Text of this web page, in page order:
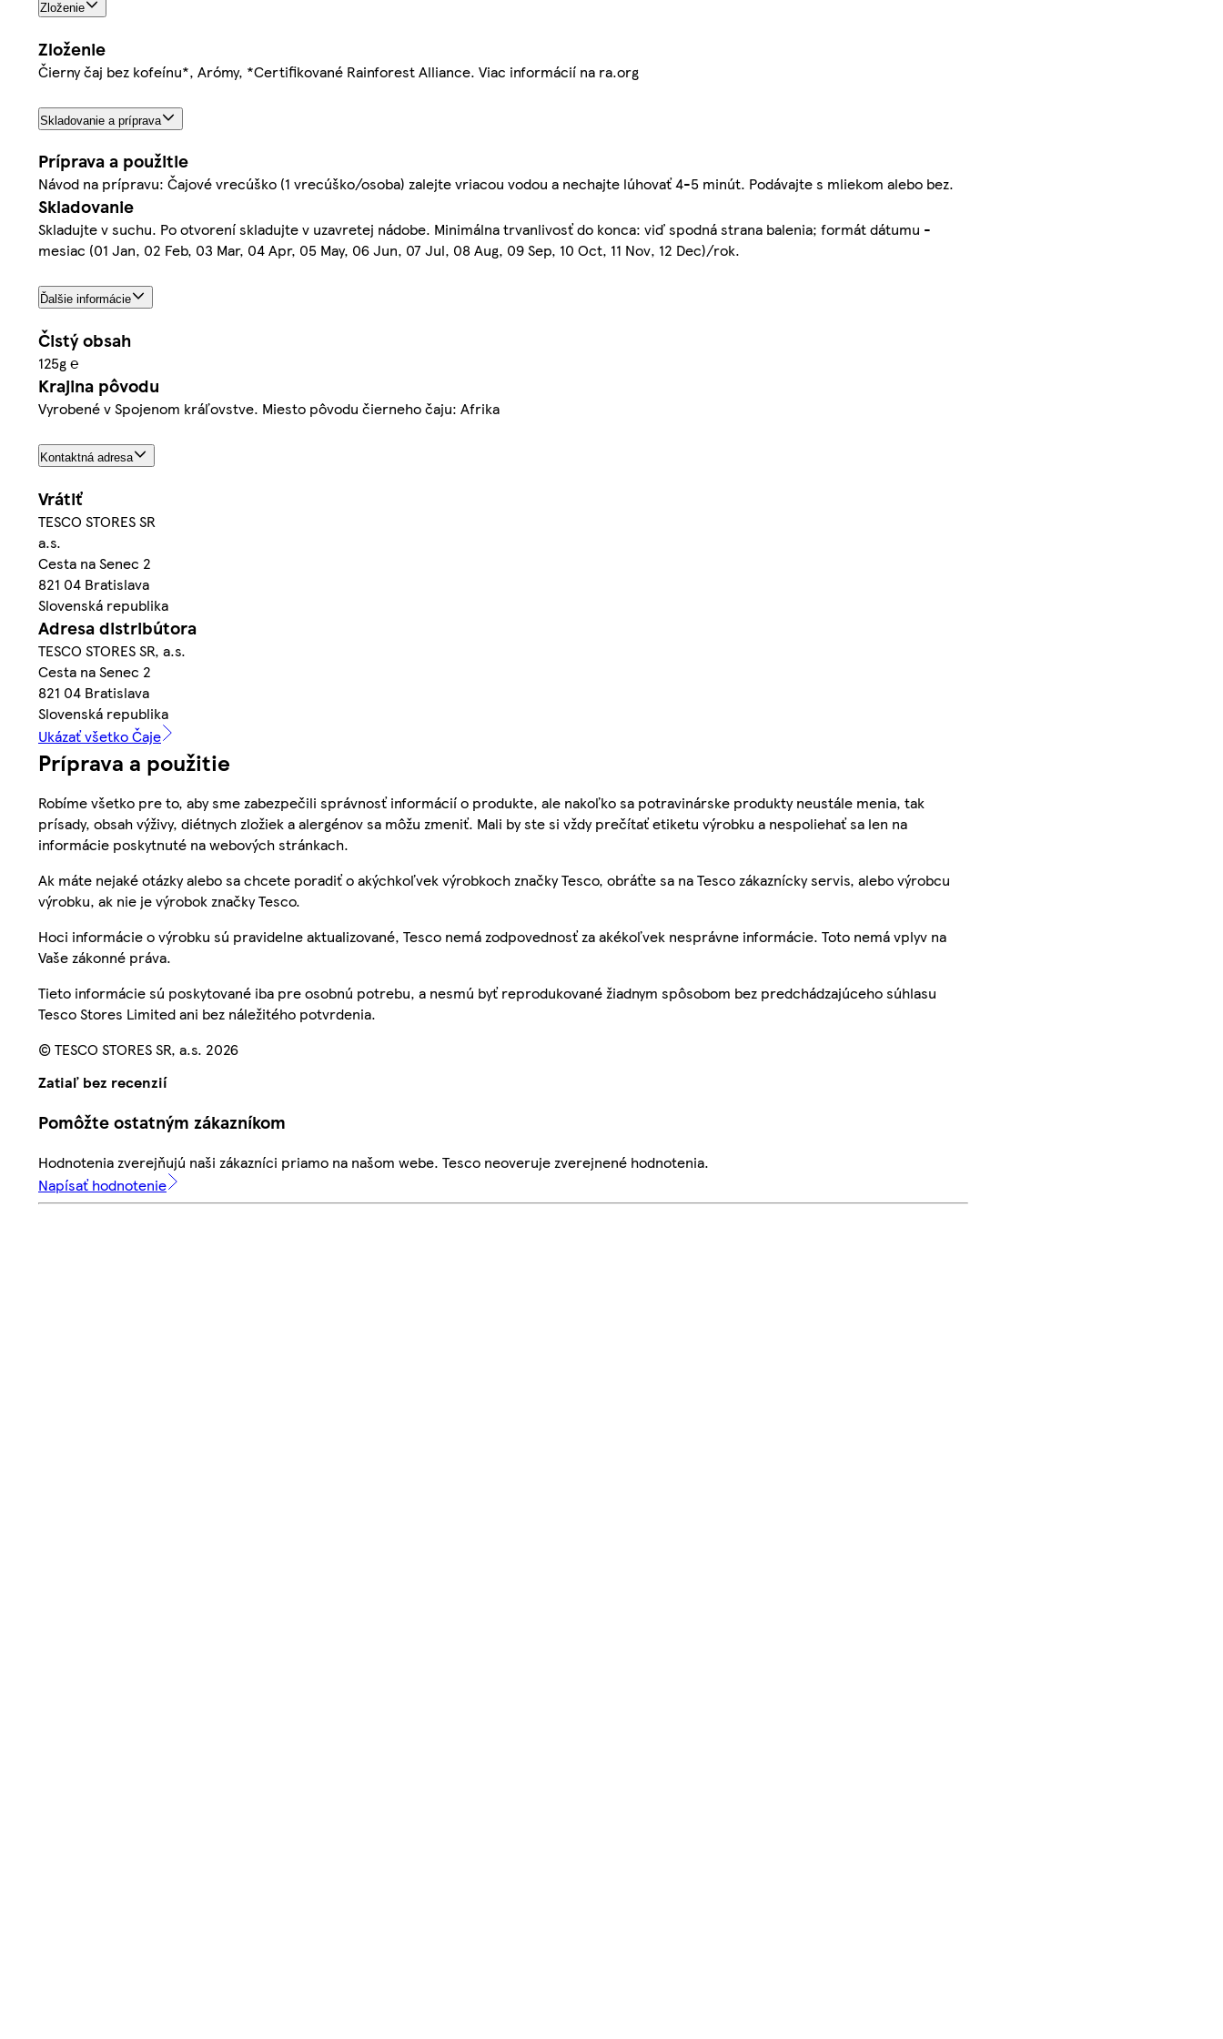
Zloženie
Zloženie
Čierny čaj bez kofeínu*, Arómy, *Certifikované Rainforest Alliance. Viac informácií na ra.org
Skladovanie a príprava
Príprava a použitie
Návod na prípravu: Čajové vrecúško (1 vrecúško/osoba) zalejte vriacou vodou a nechajte lúhovať 4-5 minút. Podávajte s mliekom alebo bez.
Skladovanie
Skladujte v suchu. Po otvorení skladujte v uzavretej nádobe. Minimálna trvanlivosť do konca: viď spodná strana balenia; formát dátumu -
mesiac (01 Jan, 02 Feb, 03 Mar, 04 Apr, 05 May, 06 Jun, 07 Jul, 08 Aug, 09 Sep, 10 Oct, 11 Nov, 12 Dec)/rok.
Ďalšie informácie
Čistý obsah
125g ℮
Krajina pôvodu
Vyrobené v Spojenom kráľovstve. Miesto pôvodu čierneho čaju: Afrika
Kontaktná adresa
Vrátiť
TESCO STORES SR
a.s.
Cesta na Senec 2
821 04 Bratislava
Slovenská republika
Adresa distribútora
TESCO STORES SR, a.s.
Cesta na Senec 2
821 04 Bratislava
Slovenská republika
Ukázať všetko Čaje
Príprava a použitie
Robíme všetko pre to, aby sme zabezpečili správnosť informácií o produkte, ale nakoľko sa potravinárske produkty neustále menia, tak
prísady, obsah výživy, diétnych zložiek a alergénov sa môžu zmeniť. Mali by ste si vždy prečítať etiketu výrobku a nespoliehať sa len na
informácie poskytnuté na webových stránkach.
Ak máte nejaké otázky alebo sa chcete poradiť o akýchkoľvek výrobkoch značky Tesco, obráťte sa na Tesco zákaznícky servis, alebo výrobcu
výrobku, ak nie je výrobok značky Tesco.
Hoci informácie o výrobku sú pravidelne aktualizované, Tesco nemá zodpovednosť za akékoľvek nesprávne informácie. Toto nemá vplyv na
Vaše zákonné práva.
Tieto informácie sú poskytované iba pre osobnú potrebu, a nesmú byť reprodukované žiadnym spôsobom bez predchádzajúceho súhlasu
Tesco Stores Limited ani bez náležitého potvrdenia.
© TESCO STORES SR, a.s. 2026
Zatiaľ bez recenzií
Pomôžte ostatným zákazníkom
Hodnotenia zverejňujú naši zákazníci priamo na našom webe. Tesco neoveruje zverejnené hodnotenia.
Napísať hodnotenie